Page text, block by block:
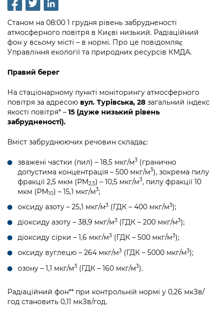
Рішення та розпорядження
Проєкти розпоряджень, що
перебувають на погодженні КМВА
Рішення Київради
Контактна інформація
Графік роботи та прийому громадян
Вакансії
Статистика
Звернення громадян
Регуляторна діяльність
Промисловість і наука Києва
Підприємства, установи, організації
Kyiv International Relations
Річні звіти
Безбар'єрність
Освіта та навчальні заклади
Дороги, транспорт та парковки
Навколишнє середовище міста
Містобудування та земельні ділянки
Культура, спорт, дозвілля
Бізнес та ліцензування
Ритуальні послуги
Іноземцям / For foreigners
Пам'ятки культурної спадщини
Портал Захисників та Захисниць
Безбар'єрність
Міський застосунок Київ Цифровий
Громадська експертиза
Громадський бюджет
Консультації з громадськістю
Громадська рада
Петиції
Відкритий бюджет
Рада з питань внутрішньо переміщених
осіб при Київській міській військовій
адміністрації
«Ініціатива «Партнерство «Відкритий
Уряд» – місцевий рівень»
Важливе під час воєнного стану
Інформація з обмеженим доступом
Подати запит онлайн
інших актів
Нормативна база
Питання і відповіді про публічну
інформацію
Порядок оскарження рішень, дій чи
бездіяльності розпорядників інформації
Звіти про опрацювання запитів на
публічну інформацію
Інформація для споживачів
Портал даних Києва
Публічні дашборди
Медіагалерея
Підписатися на новини та анонси від
КМДА / Subscribe to announcements
from the KCSA
Порядок акредитації медіа /
Подати журналістський запит /
Submitting a media request
Зйомки в лікарнях в умовах воєнного
стану / Rules for media coverage of
hospitals at work under martial law
Контакти для медіа / Contacts for mass
media
Портал Послуг
Станом на 08:00 1 грудня рівень забрудненості
атмосферного повітря в Києві низький. Радіаційний
фон у всьому місті – в нормі. Про це повідомляє
Управління екології та природних ресурсів КМДА.
Правий берег
На стаціонарному пункті моніторингу атмосферного
повітря за адресою вул. Турівська, 28 загальний індекс
якості повітря* – 15 (дуже низький рівень
забрудненості).
Вміст забруднюючих речовин складає:
зважені частки (пил) – 18,5 мкг/м3 (гранично
допустима концентрація – 500 мкг/м3), зокрема пилу
фракції 2,5 мкм (PM2,5) – 10,5 мкг/м3, пилу фракції 10
мкм (PM10) – 15,1 мкг/м3;
оксиду азоту – 25,1 мкг/м3 (ГДК – 400 мкг/м3);
діоксиду азоту – 38,9 мкг/м3 (ГДК – 200 мкг/м3);
діоксиду сірки – 1,6 мкг/м3 (ГДК – 500 мкг/м3);
оксиду вуглецю – 264 мкг/м3 (ГДК – 5000 мкг/м3);
озону – 1,1 мкг/м3 (ГДК – 160 мкг/м3).
Радіаційний фон** при контрольній нормі у 0,26 мкЗв/
год становить 0,11 мкЗв/год.